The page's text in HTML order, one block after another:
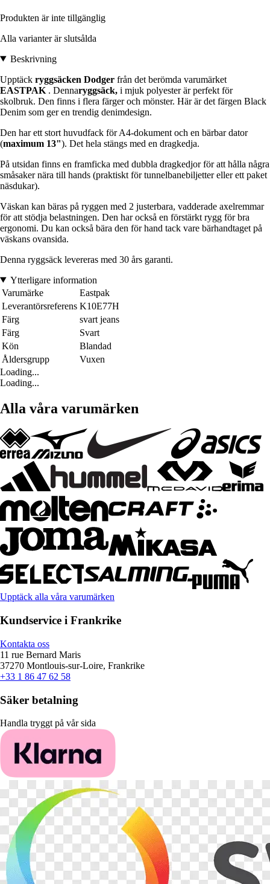
Produkten är inte tillgänglig
Alla varianter är slutsålda
Beskrivning
Upptäck ryggsäcken Dodger från det berömda varumärket
EASTPAK . Dennaryggsäck, i mjuk polyester är perfekt för
skolbruk. Den finns i flera färger och mönster. Här är det färgen Black
Denim som ger en trendig denimdesign.
Den har ett stort huvudfack för A4-dokument och en bärbar dator
(maximum 13"). Det hela stängs med en dragkedja.
På utsidan finns en framficka med dubbla dragkedjor för att hålla några
småsaker nära till hands (praktiskt för tunnelbanebiljetter eller ett paket
näsdukar).
Väskan kan bäras på ryggen med 2 justerbara, vadderade axelremmar
för att stödja belastningen. Den har också en förstärkt rygg för bra
ergonomi. Du kan också bära den för hand tack vare bärhandtaget på
väskans ovansida.
Denna ryggsäck levereras med 30 års garanti.
Ytterligare information
Varumärke
Eastpak
Leverantörsreferens K10E77H
Färg
svart jeans
Färg
Svart
Kön
Blandad
Åldersgrupp
Vuxen
Loading...
Loading...
Alla våra varumärken
Upptäck alla våra varumärken
Kundservice i Frankrike
Kontakta oss
11 rue Bernard Maris
37270 Montlouis-sur-Loire, Frankrike
+33 1 86 47 62 58
Säker betalning
Handla tryggt på vår sida